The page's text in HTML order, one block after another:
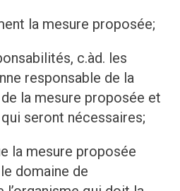
la mesure proposée;
c.àd. les
responsable de la
la mesure proposée et
seront nécessaires;
la mesure proposée
domaine de